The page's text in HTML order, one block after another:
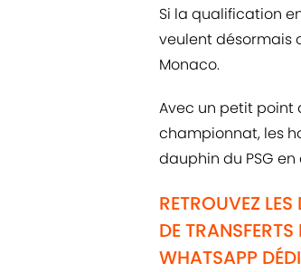
Si la qualification
veulent désormais
Monaco.
Avec un petit point
championnat, les
dauphin du PSG
RETROUVEZ
DE
WHATSAPP